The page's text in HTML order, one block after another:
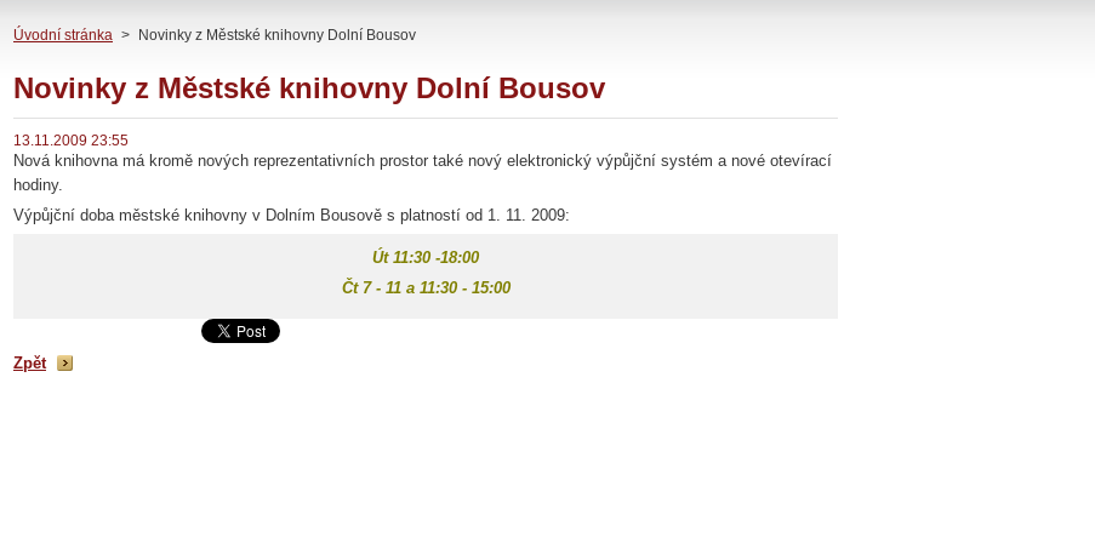
Úvodní stránka > Novinky z Městské knihovny Dolní Bousov
Novinky z Městské knihovny Dolní Bousov
13.11.2009 23:55
Nová knihovna má kromě nových reprezentativních prostor také nový elektronický výpůjční systém a nové otevírací
hodiny.
Výpůjční doba městské knihovny v Dolním Bousově s platností od 1. 11. 2009:
Út 11:30 -18:00
Čt 7 - 11 a 11:30 - 15:00
Zpět